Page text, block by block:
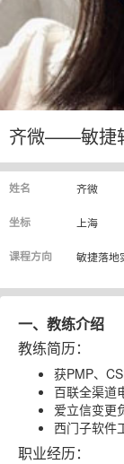
齐微——敏捷
姓名 齐微
坐标 上海
课程方向 敏捷落地
一、教练介绍
教练简历：
获PMP、
百联全渠道
爱立信变更
西门子软件
职业经历：